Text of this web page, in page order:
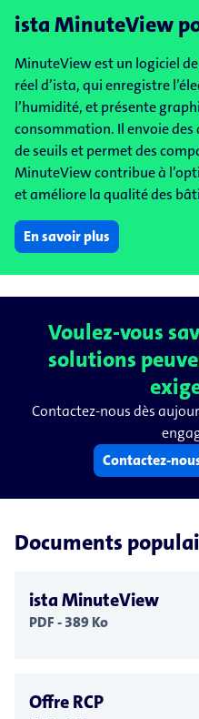
ista MinuteView
MinuteView est un logiciel
réel d’ista, qui enregistre
l’humidité, et présente
consommation. Il envoie des
de seuils et permet des
MinuteView contribue à
et améliore la qualité des
En savoir plus
Voulez-vous
solutions
Contactez-nous dès
Contactez-
Documents
ista MinuteView
PDF - 389 Ko
Offre RCP